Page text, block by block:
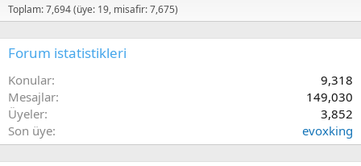
Toplam: 7,694 (üye: 19, misafir: 7,675)
Forum istatistikleri
Konular
9,318
Mesajlar
149,030
Üyeler
3,852
Son üye
evoxking